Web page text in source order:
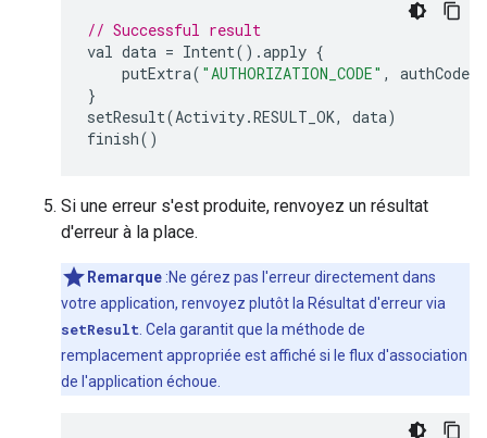
// Successful result
val data = Intent().apply {
putExtra( "AUTHORIZATION_CODE" , authCode
}
setResult(Activity.RESULT_OK, data)
finish()
Si une erreur s'est produite, renvoyez un résultat
d'erreur à la place.
Remarque :Ne gérez pas l'erreur directement dans
votre application, renvoyez plutôt la Résultat d'erreur via
setResult . Cela garantit que la méthode de
remplacement appropriée est affiché si le flux d'association
de l'application échoue.